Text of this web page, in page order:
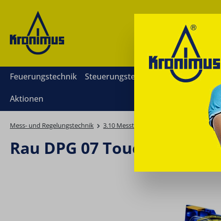
Zur Hauptnavigation springen
Feuerungstechnik Steuerungstechnik Mess- und
Aktionen
Mess- und Regelungstechnik 3.10 Messtechnik
Rau DPG 07 Touch